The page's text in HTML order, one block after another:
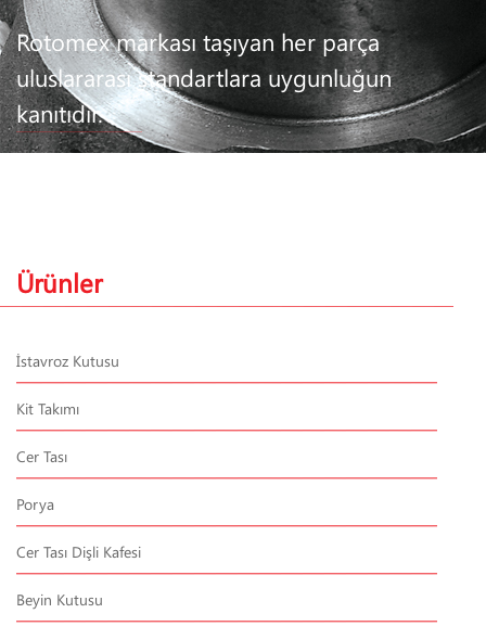
Rotomex markası taşıyan her parça
uluslararası standartlara uygunluğun
kanıtıdır.
Ürünler
İstavroz Kutusu
Kit Takımı
Cer Tası
Porya
Cer Tası Dişli Kafesi
Beyin Kutusu